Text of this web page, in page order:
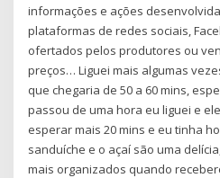
informações e ações
plataformas de redes sociais,
ofertados pelos produtores ou
preços… Liguei mais algumas
que chegaria de 50 a 60 mins,
passou de uma hora eu liguei e
esperar mais 20 mins e eu tinha
sanduíche e o açaí são uma
mais organizados quando